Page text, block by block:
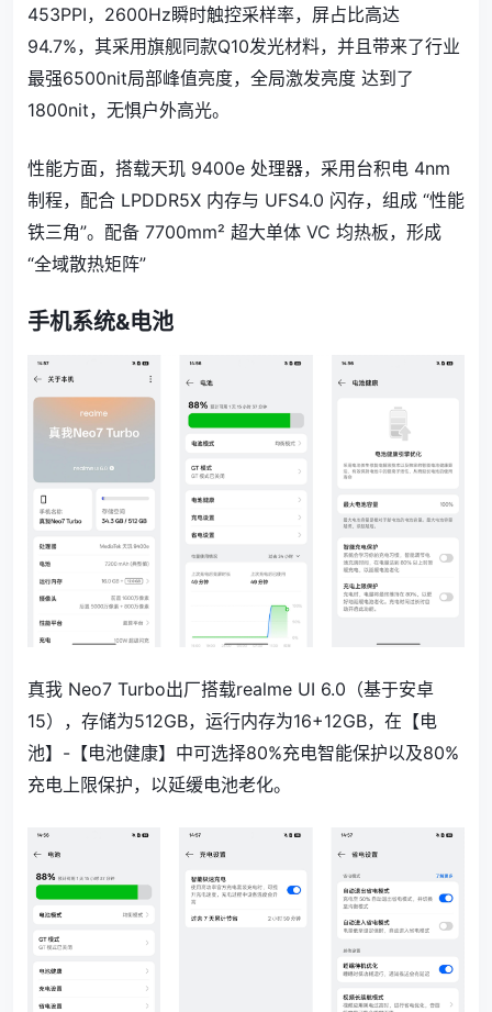
453PPI，2600Hz瞬时触控采样率，屏占比高达
94.7%，其采用旗舰同款Q10发光材料， 并且带来了行业
最强6500nit局部峰值亮度，全局激发亮度 达到了
1800nit，无惧户外高光。
性能方面，搭载天玑 9400e 处理器，采用台积电 4nm
制程，配合 LPDDR5X 内存与 UFS4.0 闪存，组成 “性能
铁三角”。配备 7700mm² 超大单体 VC 均热板，形成
“全域散热矩阵”
手机系统&电池
真我 Neo7 Turbo出厂搭载realme UI 6.0（基于安卓
15），存储为512GB，运行内存为16+12GB，在【电
池】-【电池健康】中可选择80%充电智能保护以及80%
充电上限保护，以延缓电池老化。